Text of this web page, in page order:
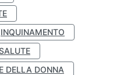
INQUINAMENTO
DELLA DONNA